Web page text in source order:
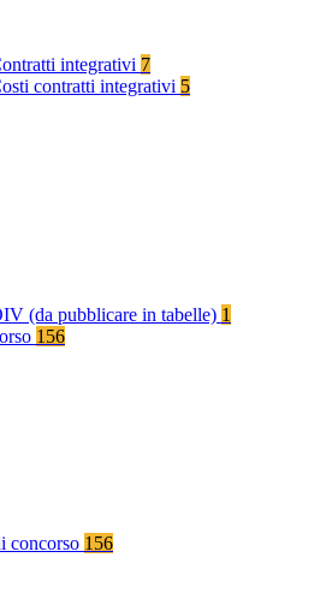
integrativi 7
contratti integrativi 5
(da pubblicare in tabelle) 1
156
concorso 156